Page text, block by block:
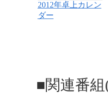
2012年卓上カレン
ダー
■関連番